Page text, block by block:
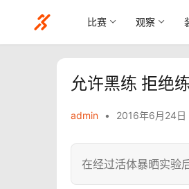
比赛 观察
允许黑练 拒绝
admin • 2016年6月24日
在经过活体暴晒实验